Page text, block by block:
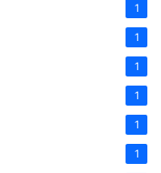
1
1
1
1
1
1